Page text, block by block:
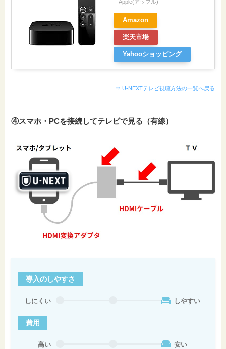
Apple(アップル)
Amazon
楽天市場
Yahooショッピング
⇒ U-NEXTテレビ視聴方法の一覧へ戻る
④スマホ・PCを接続してテレビで見る（有線）
導入のしやすさ
しにくい しやすい
費用
高い 安い